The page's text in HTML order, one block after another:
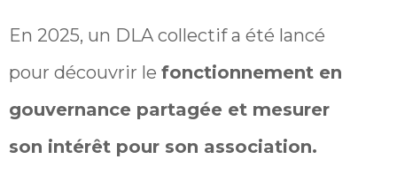
En 2025, un DLA collectif a été lancé
pour découvrir le fonctionnement en
gouvernance partagée et mesurer
son intérêt pour son association.